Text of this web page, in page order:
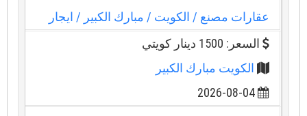
عقارات مصنع/ الكويت/ مبارك الكبير / ايجار
السعر: 1500 دينار كويتي
الكويت مبارك الكبير
2026-08-04